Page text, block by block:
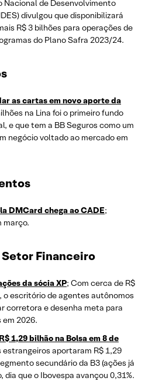
Nacional de Desenvolvimento
divulgou que disponibilizará
R$ 3 bilhões para operações de
do Plano Safra 2023/24.
as cartas em novo aporte da
na Lina foi o primeiro fundo
e que tem a BB Seguros como um
negócio voltado ao mercado em
DMCard chega ao CADE;
março.
Financeiro
da sócia XP; Com cerca de R$
o escritório de agentes autônomos
corretora e desenha meta para
em 2026.
1,29 bilhão na Bolsa em 8 de
estrangeiros aportaram R$ 1,29
secundário da B3 (ações já
dia que o Ibovespa avançou 0,31%.